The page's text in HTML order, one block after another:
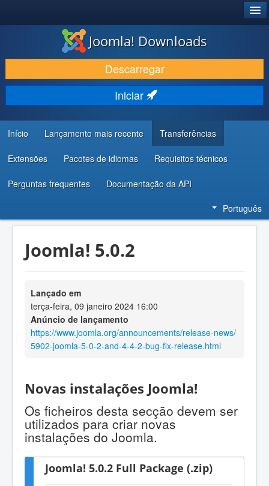
DESCARREGAR E EVOLUIR
DESCOBRIR E APRENDER
COMUNIDADE E SUPORTE
RECURSOS PARA PROGRAMADORES
Joomla! Downloads
Descarregar
Iniciar
Início Lançamento mais recente Transferências
Extensões Pacotes de idiomas Requisitos técnicos
Perguntas frequentes Documentação da API
Português
Joomla! 5.0.2
Lançado em
terça-feira, 09 janeiro 2024 16:00
Anúncio de lançamento
https://www.joomla.org/announcements/release-news/
5902-joomla-5-0-2-and-4-4-2-bug-fix-release.html
Novas instalações Joomla!
Os ficheiros desta secção devem ser
utilizados para criar novas
instalações do Joomla.
Joomla! 5.0.2 Full Package (.zip)